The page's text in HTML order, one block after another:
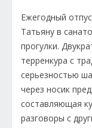
Ежегодный
Татьяну в
прогулки.
терренкура с
серьезностью
через носик
составляющая
разговоры с